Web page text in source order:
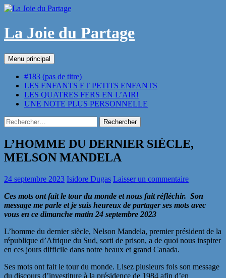
Aller
contenu
La Joie du Partage
Recherche
Menu principal
#183 (pas de titre)
LES ENFANTS ET PETITS ENFANTS
LES QUATRES FERS EN L’AIR!
UNE NOTE PLUS PERSONNELLE
Rechercher :
L’HOMME DU DERNIER SIÈCLE,
MELSON MANDELA
24 septembre 2023 Isidore Dugas Laisser un commentaire
Ces mots ont fait le tour du monde et nous fait réfléchir. Son
message me parle et je suis heureux de partager ses mots avec
vous en ce dimanche matin 24 septembre 2023
L’homme du dernier siècle, Nelson Mandela, premier président de la
république d’Afrique du Sud, sorti de prison, a de quoi nous inspirer
en ces jours difficile dans notre beaux et grand Canada.
Ses mots ont fait le tour du monde. Lisez plusieurs fois son message
du discours d’investiture à la présidence de 1984 afin d’en